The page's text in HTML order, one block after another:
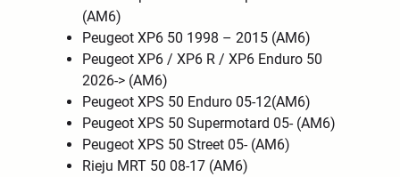
(AM6)
Peugeot XP6 50 1998 – 2015 (AM6)
Peugeot XP6 / XP6 R / XP6 Enduro 50
2026-> (AM6)
Peugeot XPS 50 Enduro 05-12(AM6)
Peugeot XPS 50 Supermotard 05- (AM6)
Peugeot XPS 50 Street 05- (AM6)
Rieju MRT 50 08-17 (AM6)